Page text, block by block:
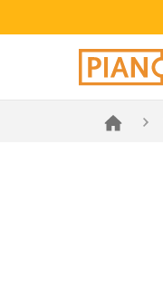
Overslaan
Secondary
navigation